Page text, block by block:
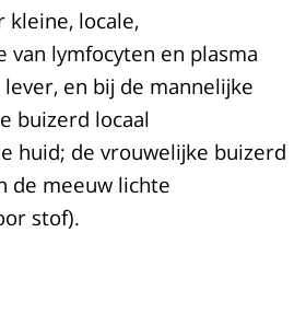
kleine, locale,
lymfocyten en plasma
en bij de mannelijke
buizerd locaal
huid; de vrouwelijke buizerd
de meeuw lichte
stof).